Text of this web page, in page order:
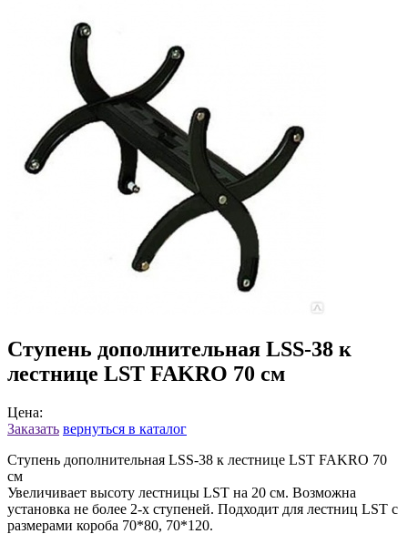
Ступень дополнительная LSS-38 к
лестнице LST FAKRO 70 см
Цена:
Заказать вернуться в каталог
Ступень дополнительная LSS-38 к лестнице LST FAKRO 70
см
Увеличивает высоту лестницы LST на 20 см. Возможна
установка не более 2-х ступеней. Подходит для лестниц LST с
размерами короба 70*80, 70*120.